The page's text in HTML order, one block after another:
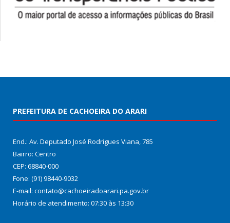
PREFEITURA DE CACHOEIRA DO ARARI
End.: Av. Deputado José Rodrigues Viana, 785
Bairro: Centro
CEP: 68840-000
Fone: (91) 98440-9032
E-mail: contato@cachoeiradoarari.pa.gov.br
Horário de atendimento: 07:30 às 13:30